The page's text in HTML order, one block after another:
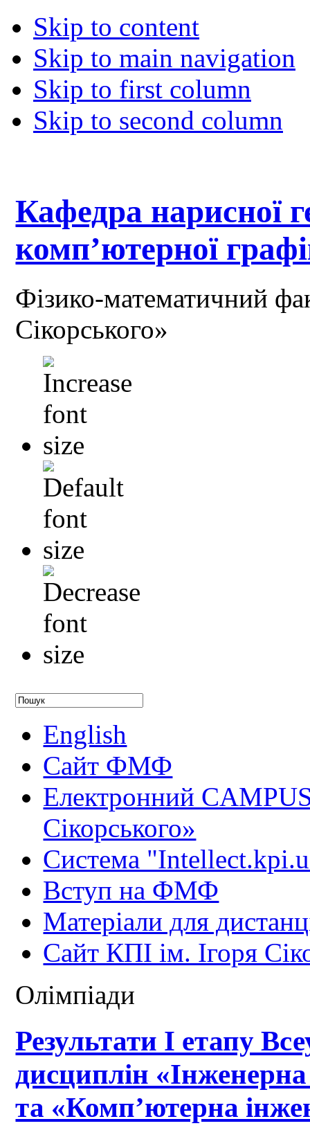
Skip to content
Skip to main navigation
Skip to first column
Skip to second column
Кафедра нарисної
комп’ютерної
Фізико-математичний
Сікорського»
English
Сайт ФМФ
Електронний
Сікорського»
Система
Вступ на ФМФ
Матеріали для
Сайт КПІ ім. Ігоря
Олімпіади
Результати І етапу
дисциплін
та «Комп’ютерна